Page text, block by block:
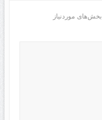
بخش‌های موردنیاز